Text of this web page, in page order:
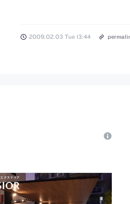
2009.02.03 Tue 13:44